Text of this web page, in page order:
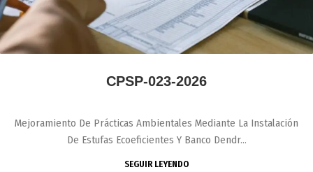
CPSP-023-2026
Mejoramiento De Prácticas Ambientales Mediante La Instalación
De Estufas Ecoeficientes Y Banco Dendr...
SEGUIR LEYENDO